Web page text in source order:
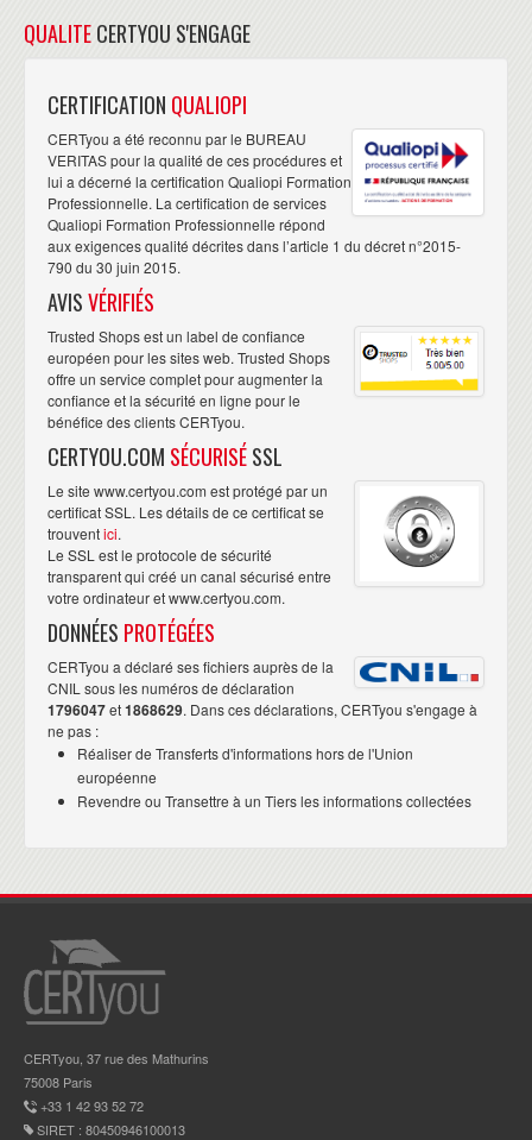
QUALITECERTYOU S'ENGAGE
CERTIFICATION QUALIOPI
CERTyou a été reconnu par le BUREAU
VERITAS pour la qualité de ces procédures et
lui a décerné la certification Qualiopi Formation
Professionnelle. La certification de services
Qualiopi Formation Professionnelle répond
aux exigences qualité décrites dans l’article 1 du décret n°2015-
790 du 30 juin 2015.
AVISVÉRIFIÉS
Trusted Shops est un label de confiance
européen pour les sites web. Trusted Shops
offre un service complet pour augmenter la
confiance et la sécurité en ligne pour le
bénéfice des clients CERTyou.
CERTYOU.COM SÉCURISÉSSL
Le site www.certyou.com est protégé par un
certificat SSL. Les détails de ce certificat se
trouventici.
Le SSL est le protocole de sécurité
transparent qui créé un canal sécurisé entre
votre ordinateur et www.certyou.com.
DONNÉES PROTÉGÉES
CERTyou a déclaré ses fichiers auprès de la
CNIL sous les numéros de déclaration
1796047et1868629. Dans ces déclarations, CERTyou s'engage à
ne pas :
Réaliser de Transferts d'informations hors de l'Union
européenne
Revendre ou Transettre à un Tiers les informations collectées
CERTyou, 37 rue des Mathurins
75008 Paris
+33 1 42 93 52 72
SIRET : 80450946100013